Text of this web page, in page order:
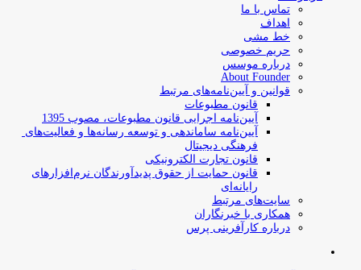
تماس با ما
اهداف
خط مشی
حریم خصوصی
درباره موسس
About Founder
قوانین و آیین‌نامه‌های مرتبط
‌قانون مطبوعات
آیین‌نامه اجرایی قانون مطبوعات، مصوب 1395
آیین‌نامه سامان­دهی و توسعه رسانه­‌ها و فعالیت‌­های
فرهنگی دیجیتال
قانون تجارت الکترونیکی
قانون حمایت از حقوق پدیدآورندگان نرم‌افزارهای
رایانه‌ای
سایت‌های مرتبط
همکاری با خبرنگاران
درباره کارآفرینی پرس